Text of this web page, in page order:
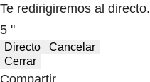
Te redirigiremos al directo.
5 "
Directo
Cancelar
Cerrar
Compartir